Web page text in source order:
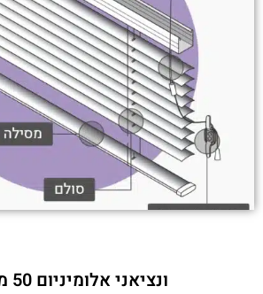
ונציאני אלומיניום 50 מ"מ